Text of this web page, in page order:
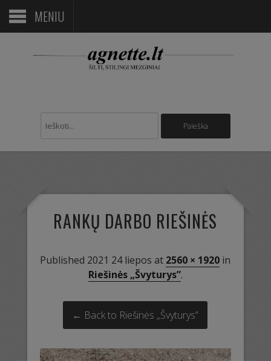
MENIU
RANKŲ DARBO RIEŠINĖS
Published 2021 24 liepos at 2560 × 1920 in
Riešinės „Švyturys”.
← Back to Riešinės „Švyturys”